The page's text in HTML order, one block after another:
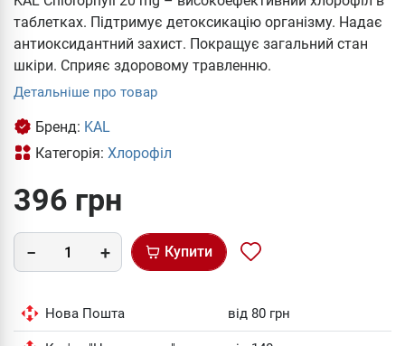
таблетках. Підтримує детоксикацію організму. Надає
антиоксидантний захист. Покращує загальний стан
шкіри. Сприяє здоровому травленню.
Детальніше про товар
Бренд: KAL
Категорія: Хлорофіл
396 грн
Купити
Нова Пошта від 80 грн